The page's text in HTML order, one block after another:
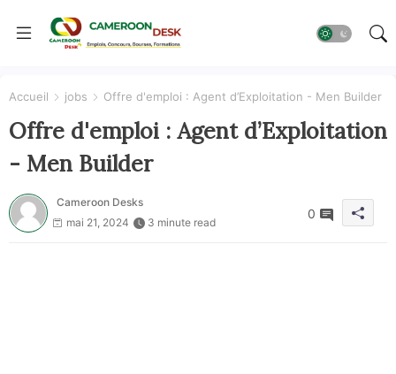
Accueil jobs Offre d'emploi : Agent d’Exploitation - Men Builder
Offre d'emploi : Agent d’Exploitation
- Men Builder
Cameroon Desks
mai 21, 2024
3 minute read
0